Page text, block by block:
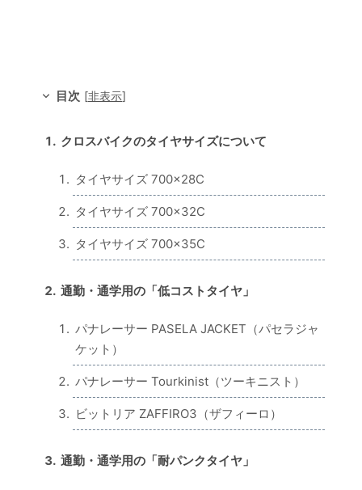
目次 [非表示]
クロスバイクのタイヤサイズについて
タイヤサイズ 700×28C
タイヤサイズ 700×32C
タイヤサイズ 700×35C
通勤・通学用の「低コストタイヤ」
パナレーサー PASELA JACKET（パセラジャ
ケット）
パナレーサー Tourkinist（ツーキニスト）
ビットリア ZAFFIRO3（ザフィーロ）
通勤・通学用の「耐パンクタイヤ」